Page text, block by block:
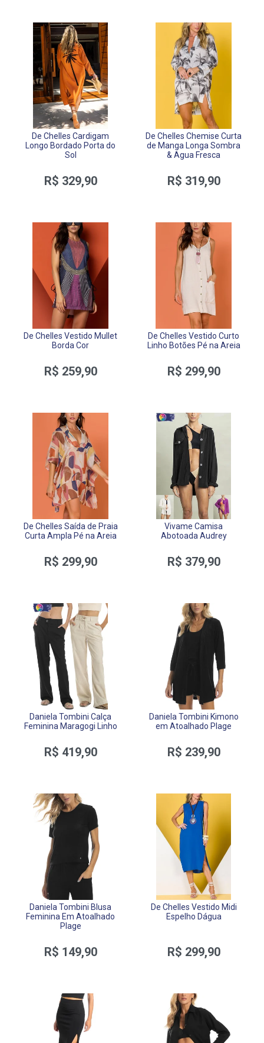
De Chelles Cardigam
Longo Bordado Porta do
Sol
R$ 329,90
De Chelles Chemise Curta
de Manga Longa Sombra
& Agua Fresca
R$ 319,90
De Chelles Vestido Mullet
Borda Cor
R$ 259,90
De Chelles Vestido Curto
Linho Botões Pé na Areia
R$ 299,90
De Chelles Saída de Praia
Curta Ampla Pé na Areia
R$ 299,90
Vivame Camisa
Abotoada Audrey
R$ 379,90
Daniela Tombini Calça
Feminina Maragogi Linho
R$ 419,90
Daniela Tombini Kimono
em Atoalhado Plage
R$ 239,90
Daniela Tombini Blusa
Feminina Em Atoalhado
Plage
R$ 149,90
De Chelles Vestido Midi
Espelho Dágua
R$ 299,90